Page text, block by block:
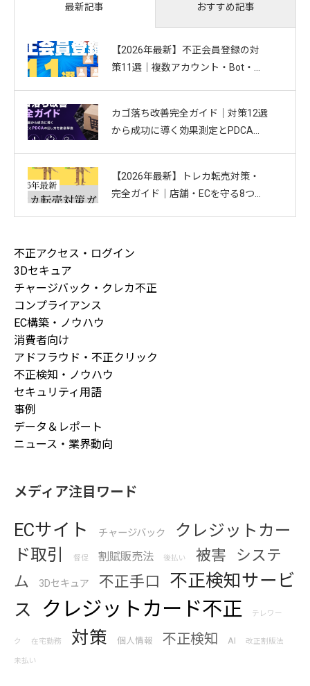
最新記事 おすすめ記事
【2026年最新】不正会員登録の対
策11選｜複数アカウント・Bot・捨
カゴ落ち改善完全ガイド｜対策12選
から成功に導く効果測定とPDCAの
【2026年最新】トレカ転売対策・
完全ガイド｜店舗・ECを守る8つの
不正アクセス・ログイン
3Dセキュア
チャージバック・クレカ不正
コンプライアンス
EC構築・ノウハウ
消費者向け
アドフラウド・不正クリック
不正検知・ノウハウ
セキュリティ用語
事例
データ＆レポート
ニュース・業界動向
メディア注目ワード
ECサイト チャージバック
クレジットカー
ド取引
督促 割賦販売法 後払い 被害
システ
ム
3Dセキュア 不正手口
不正検知サービ
ス
クレジットカード不正 テレワー
ク 在宅勤務 対策 個人情報 不正検知 AI 改正割販法
未払い